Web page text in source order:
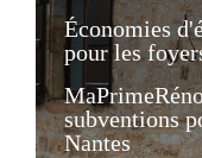
Économies
pour les
subventions
Nantes